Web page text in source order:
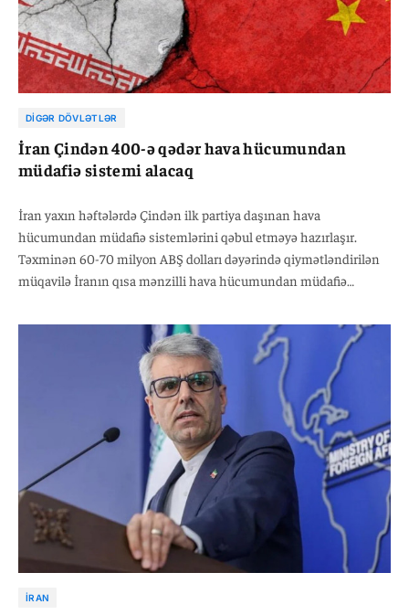
DIGƏR DÖVLƏTLƏR
İran Çindən 400-ə qədər hava hücumundan
müdafiə sistemi alacaq
İran yaxın həftələrdə Çindən ilk partiya daşınan hava
hücumundan müdafiə sistemlərini qəbul etməyə hazırlaşır.
Təxminən 60-70 milyon ABŞ dolları dəyərində qiymətləndirilən
müqavilə İranın qısa mənzilli hava hücumundan müdafiə
iri addımlardan biri hesab olunur.
İRAN